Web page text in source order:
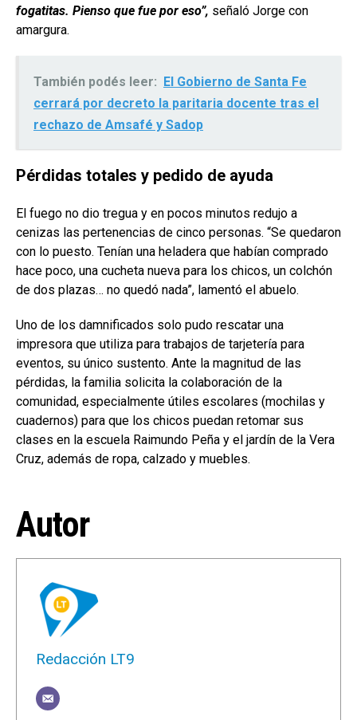
fogatitas. Pienso que fue por eso”, señaló Jorge con
amargura.
También podés leer: El Gobierno de Santa Fe
cerrará por decreto la paritaria docente tras el
rechazo de Amsafé y Sadop
Pérdidas totales y pedido de ayuda
El fuego no dio tregua y en pocos minutos redujo a
cenizas las pertenencias de cinco personas. “Se quedaron
con lo puesto. Tenían una heladera que habían comprado
hace poco, una cucheta nueva para los chicos, un colchón
de dos plazas… no quedó nada”, lamentó el abuelo.
Uno de los damnificados solo pudo rescatar una
impresora que utiliza para trabajos de tarjetería para
eventos, su único sustento. Ante la magnitud de las
pérdidas, la familia solicita la colaboración de la
comunidad, especialmente útiles escolares (mochilas y
cuadernos) para que los chicos puedan retomar sus
clases en la escuela Raimundo Peña y el jardín de la Vera
Cruz, además de ropa, calzado y muebles.
Autor
Redacción LT9